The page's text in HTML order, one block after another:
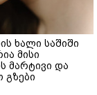
ხალი საშიში
მისი
მარტივი და
გზები